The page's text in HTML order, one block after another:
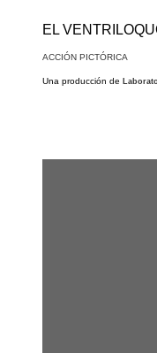
EL
ACCIÓN PICTÓRICA
Una producción de